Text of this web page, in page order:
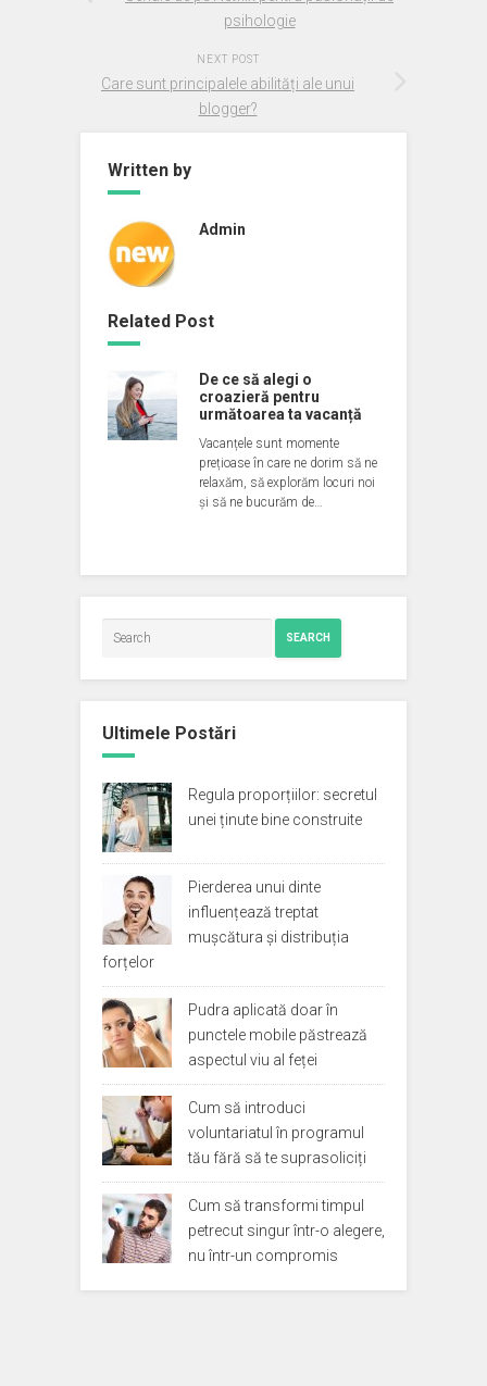
psihologie
NEXT POST
Care sunt principalele abilități ale unui
blogger?
Written by
Admin
Related Post
De ce să alegi o
croazieră pentru
următoarea ta vacanță
Vacanțele sunt momente
prețioase în care ne dorim să ne
relaxăm, să explorăm locuri noi
și să ne bucurăm de…
SEARCH
Ultimele Postări
Regula proporțiilor: secretul
unei ținute bine construite
Pierderea unui dinte
influențează treptat
mușcătura și distribuția
forțelor
Pudra aplicată doar în
punctele mobile păstrează
aspectul viu al feței
Cum să introduci
voluntariatul în programul
tău fără să te suprasoliciți
Cum să transformi timpul
petrecut singur într-o alegere,
nu într-un compromis